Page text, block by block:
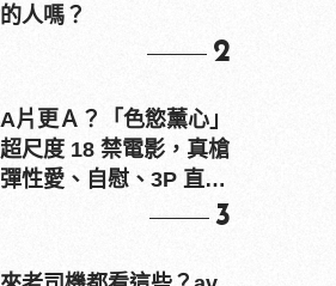
人嗎？
2
片更Ａ？「色慾薰心」
尺度 18 禁電影，真槍
性愛、自慰、3P 直接
3